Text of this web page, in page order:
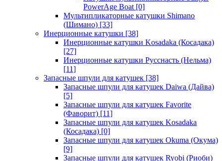
PowerAge Boat [0]
Мультипликаторные катушки Shimano
(Шимано) [33]
Инерционные катушки [38]
Инерционные катушки Kosadaka (Косадака)
[27]
Инерционные катушки Русснасть (Нельма)
[11]
Запасные шпули для катушек [38]
Запасные шпули для катушек Daiwa (Дайва)
[5]
Запасные шпули для катушек Favorite
(Фаворит) [11]
Запасные шпули для катушек Kosadaka
(Косадака) [0]
Запасные шпули для катушек Okuma (Окума)
[9]
Запасные шпули для катушек Ryobi (Риоби)